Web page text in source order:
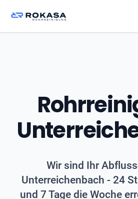
Wir sind Ihr
Unterreichenbach - 24
und 7 Tage die Woche